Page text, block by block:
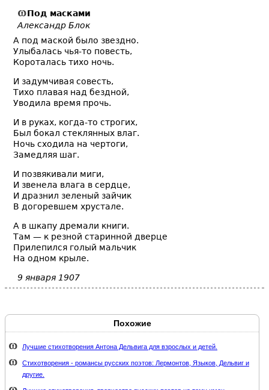
Под масками
Александр Блок
А под маской было звездно.
Улыбалась чья-то повесть,
Короталась тихо ночь.
И задумчивая совесть,
Тихо плавая над бездной,
Уводила время прочь.
И в руках, когда-то строгих,
Был бокал стеклянных влаг.
Ночь сходила на чертоги,
Замедляя шаг.
И позвякивали миги,
И звенела влага в сердце,
И дразнил зеленый зайчик
В догоревшем хрустале.
А в шкапу дремали книги.
Там — к резной старинной дверце
Прилепился голый мальчик
На одном крыле.
9 января 1907
Похожие
Лучшие стихотворения Антона Дельвига для взрослых и детей.
Стихотворения - романсы русских поэтов: Лермонтов, Языков, Дельвиг и
другие.